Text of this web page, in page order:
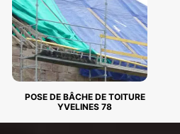
POSE DE BÂCHE DE TOITURE
YVELINES 78